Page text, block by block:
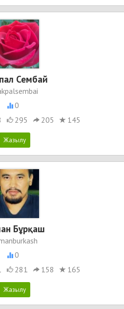
Сембай
0
295 205 145
Бұрқаш
0
281 158 165